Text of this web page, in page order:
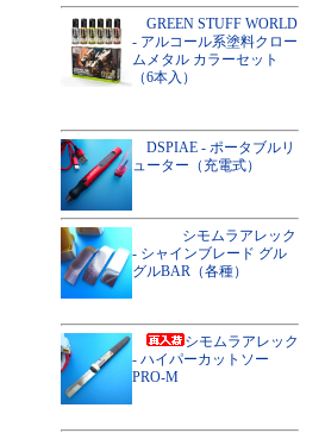
GREEN STUFF WORLD
- アルコール系塗料クロー
ムメタル カラーセット
（6本入）
DSPIAE - ポータブルリ
ューター（充電式）
シモムラアレック
- シャインブレード グル
グルBAR（各種）
シモムラアレック
- ハイパーカットソー
PRO-M